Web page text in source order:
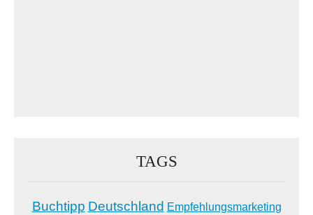
TAGS
Buchtipp Deutschland Empfehlungsmarketing